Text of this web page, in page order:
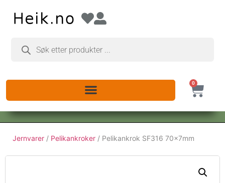
0
Jernvarer / Pelikankroker / Pelikankrok SF316 70x7mm